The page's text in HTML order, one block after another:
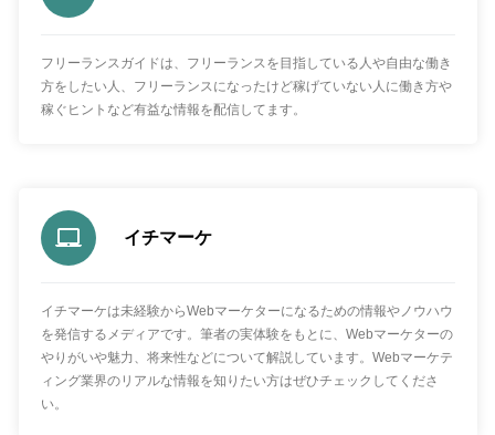
フリーランスガイドは、フリーランスを目指している人や自由な働き
方をしたい人、フリーランスになったけど稼げていない人に働き方や
稼ぐヒントなど有益な情報を配信してます。
イチマーケ
イチマーケは未経験からWebマーケターになるための情報やノウハウ
を発信するメディアです。筆者の実体験をもとに、Webマーケターの
やりがいや魅力、将来性などについて解説しています。Webマーケテ
ィング業界のリアルな情報を知りたい方はぜひチェックしてくださ
い。